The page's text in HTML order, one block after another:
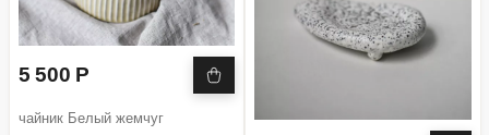
5 500 Р
чайник Белый жемчуг